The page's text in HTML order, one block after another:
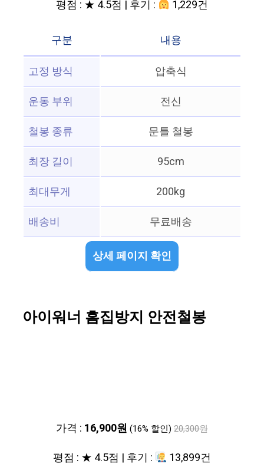
평점 : ★ 4.5점 | 후기 : 1,229건
구분
내용
고정 방식
압축식
운동 부위
전신
철봉 종류
문틀 철봉
최장 길이
95cm
최대무게
200kg
배송비
무료배송
상세 페이지 확인
아이워너 흠집방지 안전철봉
가격 : 16,900원 (16% 할인) 20,300원
평점 : ★ 4.5점 | 후기 : 13,899건